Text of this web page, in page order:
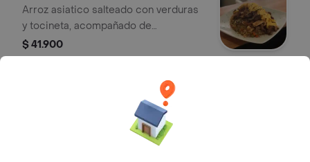
Arroz asiatico salteado con verduras
y tocineta, acompañado de
champiñones, lomo de res y tortilla de
huevo
$ 41.900
Arroz salteado a la plancha con
verduras pollo, lomo y camarones.